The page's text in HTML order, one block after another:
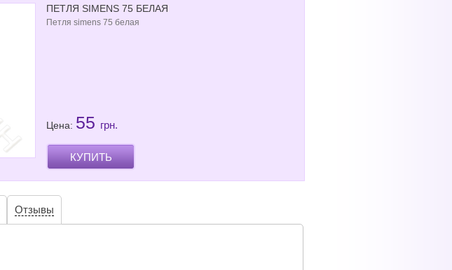
ПЕТЛЯ SIMENS 75 БЕЛАЯ
Петля simens 75 белая
Цена: 55 грн.
КУПИТЬ
Отзывы